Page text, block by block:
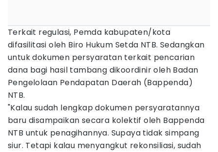
Terkait regulasi, Pemda kabupaten/kota
difasilitasi oleh Biro Hukum Setda NTB. Sedangkan
untuk dokumen persyaratan terkait pencarian
dana bagi hasil tambang dikoordinir oleh Badan
Pengelolaan Pendapatan Daerah (Bappenda)
NTB.
"Kalau sudah lengkap dokumen persyaratannya
baru disampaikan secara kolektif oleh Bappenda
NTB untuk penagihannya. Supaya tidak simpang
siur. Tetapi kalau menyangkut rekonsiliasi, sudah